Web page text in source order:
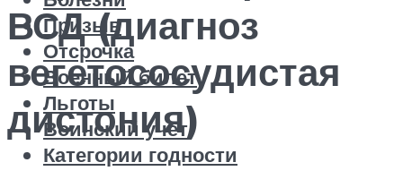
Призыв
Отсрочка
Военный билет
Льготы
Воинский учет
Категории годности
ВСД (диагноз
вегетососудистая
дистония)